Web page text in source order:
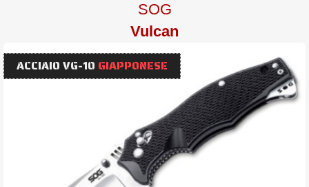
SOG
Vulcan
ACCIAIO VG-10 GIAPPONESE